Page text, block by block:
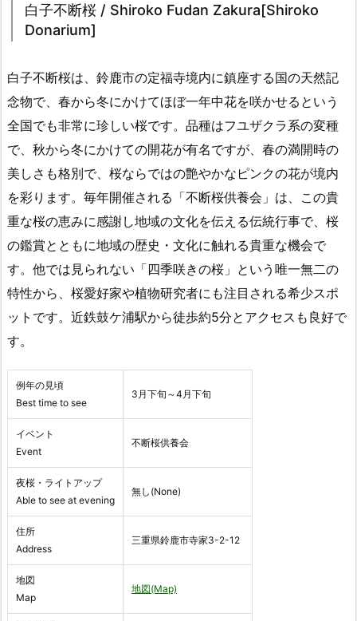
白子不断桜 / Shiroko Fudan Zakura[Shiroko
Donarium]
白子不断桜は、鈴鹿市の定福寺境内に鎮座する国の天然記
念物で、春から冬にかけてほぼ一年中花を咲かせるという
全国でも非常に珍しい桜です。品種はフユザクラ系の変種
で、秋から冬にかけての開花が有名ですが、春の満開時の
美しさも格別で、桜ならではの艶やかなピンクの花が境内
を彩ります。毎年開催される「不断桜供養会」は、この貴
重な桜の恵みに感謝し地域の文化を伝える伝統行事で、桜
の鑑賞とともに地域の歴史・文化に触れる貴重な機会で
す。他では見られない「四季咲きの桜」という唯一無二の
特性から、桜愛好家や植物研究者にも注目される希少スポ
ットです。近鉄鼓ケ浦駅から徒歩約5分とアクセスも良好で
す。
例年の見頃
Best time to see
3月下旬～4月下旬
イベント
Event
不断桜供養会
夜桜・ライトアップ
Able to see at evening
無し(None)
住所
Address
三重県鈴鹿市寺家3-2-12
地図
Map
地図(Map)